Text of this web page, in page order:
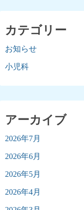
カテゴリー
お知らせ
小児科
アーカイブ
2026年7月
2026年6月
2026年5月
2026年4月